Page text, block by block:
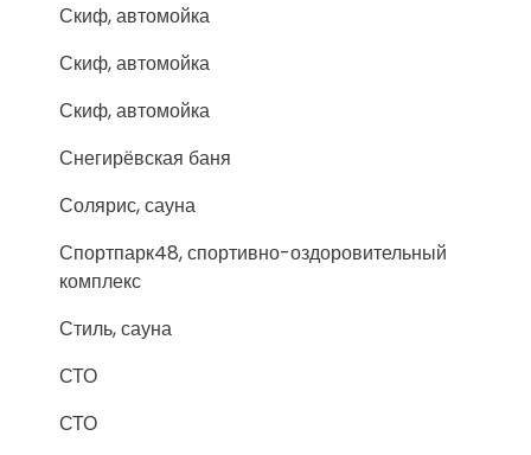
Скиф, автомойка
Скиф, автомойка
Скиф, автомойка
Снегирёвская баня
Солярис, сауна
Спортпарк48, спортивно-оздоровительный
комплекс
Стиль, сауна
СТО
СТО